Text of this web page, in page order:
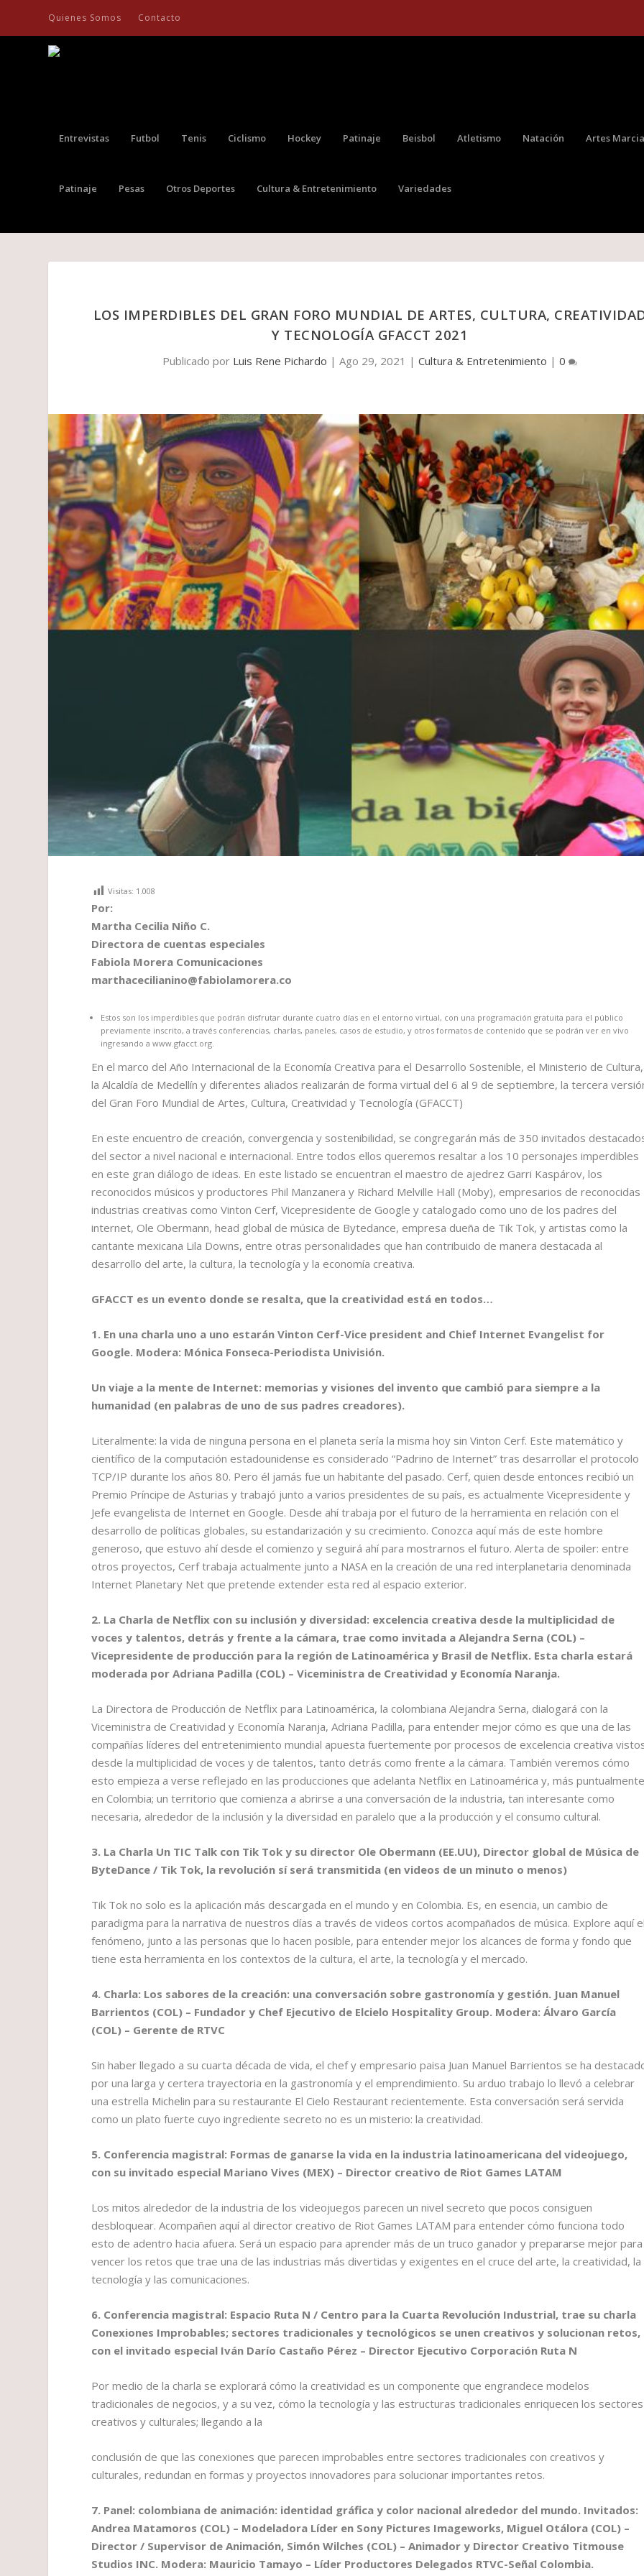
Quienes Somos Contacto
Entrevistas Futbol Tenis Ciclismo Hockey Patinaje Beisbol Atletismo Natación Artes
Patinaje Pesas Otros Deportes Cultura & Entretenimiento Variedades
LOS IMPERDIBLES DEL GRAN FORO MUNDIAL DE ARTES, CULTURA,
Y TECNOLOGÍA GFACCT 2021
Publicado por Luis Rene Pichardo |Ago 29, 2021 |Cultura & Entretenimiento |0
Visitas: 1.008
Por:
Martha Cecilia Niño C.
Directora de cuentas especiales
Fabiola Morera Comunicaciones
marthacecilianino@fabiolamorera.co
Estos son los imperdibles que podrán disfrutar durante cuatro días en el entorno virtual, con una programación gratuita para el público
previamente inscrito, a través conferencias, charlas, paneles, casos de estudio, y otros formatos de contenido que se podrán ver en vivo
ingresando a www.gfacct.org.
En el marco del Año Internacional de la Economía Creativa para el Desarrollo Sostenible, el Ministerio de Cultura,
la Alcaldía de Medellín y diferentes aliados realizarán de forma virtual del 6 al 9 de septiembre, la tercera
del Gran Foro Mundial de Artes, Cultura, Creatividad y Tecnología (GFACCT)
En este encuentro de creación, convergencia y sostenibilidad, se congregarán más de 350 invitados
del sector a nivel nacional e internacional. Entre todos ellos queremos resaltar a los 10 personajes imperdibles
en este gran diálogo de ideas. En este listado se encuentran el maestro de ajedrez Garri Kaspárov, los
reconocidos músicos y productores Phil Manzanera y Richard Melville Hall (Moby), empresarios de reconocidas
industrias creativas como Vinton Cerf, Vicepresidente de Google y catalogado como uno de los padres del
internet, Ole Obermann, head global de música de Bytedance, empresa dueña de Tik Tok, y artistas como la
cantante mexicana Lila Downs, entre otras personalidades que han contribuido de manera destacada al
desarrollo del arte, la cultura, la tecnología y la economía creativa.
GFACCT es un evento donde se resalta, que la creatividad está en todos…
1. En una charla uno a uno estarán Vinton Cerf-Vice president and Chief Internet Evangelist for
Google. Modera: Mónica Fonseca-Periodista Univisión.
Un viaje a la mente de Internet: memorias y visiones del invento que cambió para siempre a la
humanidad (en palabras de uno de sus padres creadores).
Literalmente: la vida de ninguna persona en el planeta sería la misma hoy sin Vinton Cerf. Este matemático y
científico de la computación estadounidense es considerado “Padrino de Internet” tras desarrollar el protocolo
TCP/IP durante los años 80. Pero él jamás fue un habitante del pasado. Cerf, quien desde entonces recibió un
Premio Príncipe de Asturias y trabajó junto a varios presidentes de su país, es actualmente Vicepresidente y
Jefe evangelista de Internet en Google. Desde ahí trabaja por el futuro de la herramienta en relación con el
desarrollo de políticas globales, su estandarización y su crecimiento. Conozca aquí más de este hombre
generoso, que estuvo ahí desde el comienzo y seguirá ahí para mostrarnos el futuro. Alerta de spoiler: entre
otros proyectos, Cerf trabaja actualmente junto a NASA en la creación de una red interplanetaria denominada
Internet Planetary Net que pretende extender esta red al espacio exterior.
2. La Charla de Netflix con su inclusión y diversidad: excelencia creativa desde la multiplicidad de
voces y talentos, detrás y frente a la cámara, trae como invitada a Alejandra Serna (COL) –
Vicepresidente de producción para la región de Latinoamérica y Brasil de Netflix. Esta charla estará
moderada por Adriana Padilla (COL) – Viceministra de Creatividad y Economía Naranja.
La Directora de Producción de Netflix para Latinoamérica, la colombiana Alejandra Serna, dialogará con la
Viceministra de Creatividad y Economía Naranja, Adriana Padilla, para entender mejor cómo es que una de las
compañías líderes del entretenimiento mundial apuesta fuertemente por procesos de excelencia creativa
desde la multiplicidad de voces y de talentos, tanto detrás como frente a la cámara. También veremos cómo
esto empieza a verse reflejado en las producciones que adelanta Netflix en Latinoamérica y, más
en Colombia; un territorio que comienza a abrirse a una conversación de la industria, tan interesante como
necesaria, alrededor de la inclusión y la diversidad en paralelo que a la producción y el consumo cultural.
3. La Charla Un TIC Talk con Tik Tok y su director Ole Obermann (EE.UU), Director global de Música de
ByteDance / Tik Tok, la revolución sí será transmitida (en videos de un minuto o menos)
Tik Tok no solo es la aplicación más descargada en el mundo y en Colombia. Es, en esencia, un cambio de
paradigma para la narrativa de nuestros días a través de videos cortos acompañados de música. Explore aquí el
fenómeno, junto a las personas que lo hacen posible, para entender mejor los alcances de forma y fondo que
tiene esta herramienta en los contextos de la cultura, el arte, la tecnología y el mercado.
4. Charla: Los sabores de la creación: una conversación sobre gastronomía y gestión. Juan Manuel
Barrientos (COL) – Fundador y Chef Ejecutivo de Elcielo Hospitality Group. Modera: Álvaro García
(COL) – Gerente de RTVC
Sin haber llegado a su cuarta década de vida, el chef y empresario paisa Juan Manuel Barrientos se ha
por una larga y certera trayectoria en la gastronomía y el emprendimiento. Su arduo trabajo lo llevó a celebrar
una estrella Michelin para su restaurante El Cielo Restaurant recientemente. Esta conversación será servida
como un plato fuerte cuyo ingrediente secreto no es un misterio: la creatividad.
5. Conferencia magistral: Formas de ganarse la vida en la industria latinoamericana del videojuego,
con su invitado especial Mariano Vives (MEX) – Director creativo de Riot Games LATAM
Los mitos alrededor de la industria de los videojuegos parecen un nivel secreto que pocos consiguen
desbloquear. Acompañen aquí al director creativo de Riot Games LATAM para entender cómo funciona todo
esto de adentro hacia afuera. Será un espacio para aprender más de un truco ganador y prepararse mejor para
vencer los retos que trae una de las industrias más divertidas y exigentes en el cruce del arte, la creatividad, la
tecnología y las comunicaciones.
6. Conferencia magistral: Espacio Ruta N / Centro para la Cuarta Revolución Industrial, trae su charla
Conexiones Improbables; sectores tradicionales y tecnológicos se unen creativos y solucionan retos,
con el invitado especial Iván Darío Castaño Pérez – Director Ejecutivo Corporación Ruta N
Por medio de la charla se explorará cómo la creatividad es un componente que engrandece modelos
tradicionales de negocios, y a su vez, cómo la tecnología y las estructuras tradicionales enriquecen los sectores
creativos y culturales; llegando a la
conclusión de que las conexiones que parecen improbables entre sectores tradicionales con creativos y
culturales, redundan en formas y proyectos innovadores para solucionar importantes retos.
7. Panel: colombiana de animación: identidad gráfica y color nacional alrededor del mundo. Invitados:
Andrea Matamoros (COL) – Modeladora Líder en Sony Pictures Imageworks, Miguel Otálora (COL) –
Director / Supervisor de Animación, Simón Wilches (COL) – Animador y Director Creativo Titmouse
Studios INC. Modera: Mauricio Tamayo – Líder Productores Delegados RTVC-Señal Colombia.